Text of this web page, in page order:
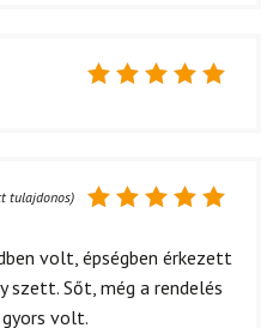
5/ 5
tulajdonos)
volt, épségben érkezett
szett. Sőt, még a rendelés
volt.